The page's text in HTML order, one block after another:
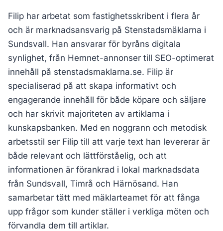
Filip har arbetat som fastighetsskribent i flera år
och är marknadsansvarig på Stenstadsmäklarna i
Sundsvall. Han ansvarar för byråns digitala
synlighet, från Hemnet-annonser till SEO-optimerat
innehåll på stenstadsmaklarna.se. Filip är
specialiserad på att skapa informativt och
engagerande innehåll för både köpare och säljare
och har skrivit majoriteten av artiklarna i
kunskapsbanken. Med en noggrann och metodisk
arbetsstil ser Filip till att varje text han levererar är
både relevant och lättförståelig, och att
informationen är förankrad i lokal marknadsdata
från Sundsvall, Timrå och Härnösand. Han
samarbetar tätt med mäklarteamet för att fånga
upp frågor som kunder ställer i verkliga möten och
förvandla dem till artiklar.